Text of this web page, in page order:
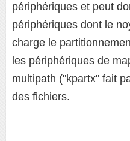
périphériques et peut
périphériques dont le
charge le
les périphériques de
multipath ("kpartx" fait
des fichiers.